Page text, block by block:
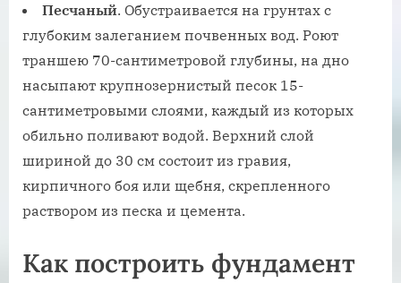
Песчаный. Обустраивается на грунтах с
глубоким залеганием почвенных вод. Роют
траншею 70-сантиметровой глубины, на дно
насыпают крупнозернистый песок 15-
сантиметровыми слоями, каждый из которых
обильно поливают водой. Верхний слой
шириной до 30 см состоит из гравия,
кирпичного боя или щебня, скрепленного
раствором из песка и цемента.
Как построить фундамент